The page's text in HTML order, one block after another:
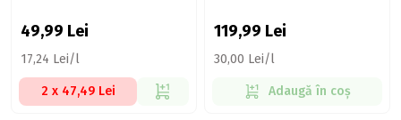
49,99 Lei
17,24 Lei/l
2 x 47,49 Lei
119,99 Lei
30,00 Lei/l
Adaugă în coș